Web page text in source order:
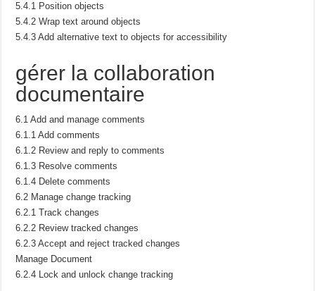
5.4.1 Position objects
5.4.2 Wrap text around objects
5.4.3 Add alternative text to objects for accessibility
gérer la collaboration
documentaire
6.1 Add and manage comments
6.1.1 Add comments
6.1.2 Review and reply to comments
6.1.3 Resolve comments
6.1.4 Delete comments
6.2 Manage change tracking
6.2.1 Track changes
6.2.2 Review tracked changes
6.2.3 Accept and reject tracked changes
Manage Document
6.2.4 Lock and unlock change tracking